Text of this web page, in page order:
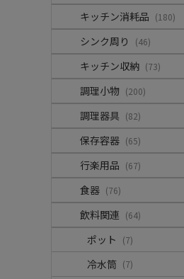
キッチン消耗品 (180)
シンク周り (46)
キッチン収納 (73)
調理小物 (200)
調理器具 (82)
保存容器 (65)
行楽用品 (67)
食器 (76)
飲料関連 (64)
ポット (7)
冷水筒 (7)